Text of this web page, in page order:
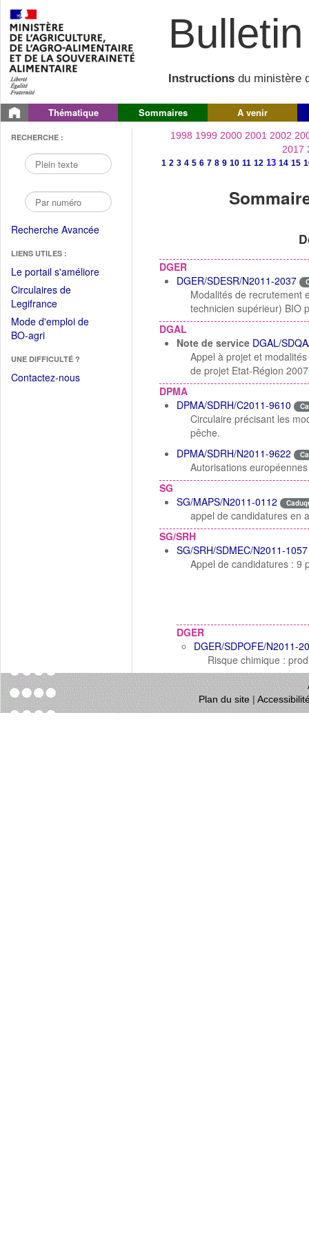
Instructions du ministère
Thématique Sommaires A venir
RECHERCHE :
Recherche Avancée
LIENS UTILES :
Le portail s'améliore(Fichier
Circulaires de
Legifrance(Ouvrir
dans
une
fenêtre)
Mode d'emploi de
BO-agri(Ouvrir
une
nouvelle
UNE DIFFICULTÉ ?
Contactez-nous
1998 1999 2000 2001 2002
2017
1 2 3 4 5 6 7 8 9 10 11 12 13 14 15
DGER
DGER/SDESR/N2011-2037
Modalités de recrutement
technicien supérieur) BIO
DGAL
Note de service DGAL/
Appel à projet et
de projet Etat-Région
DPMA
DPMA/SDRH/C2011-9610
Circulaire précisant les
pêche.
DPMA/SDRH/N2011-9622
Autorisations
SG
SG/MAPS/N2011-0112
appel de candidatures en
SG/SRH
SG/SRH/SDMEC/N2011-1057
Appel de candidatures : 9
DGER
DGER/SDPOFE/N2011-
Risque chimique :
Plan du site|